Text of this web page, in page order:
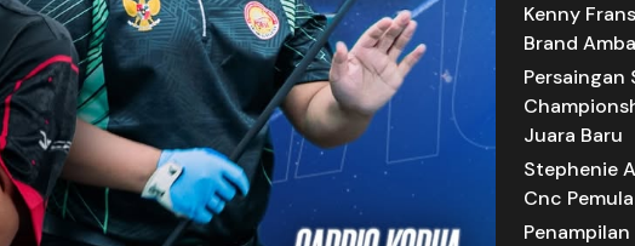
Kenny
Brand
Persaingan
Juara Baru
Stephenie
Cnc